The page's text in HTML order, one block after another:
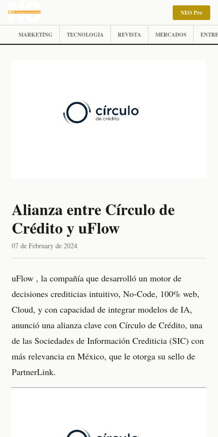
NEO Pro
MARKETING TECNOLOGIA REVISTA MERCADOS
Alianza entre Círculo de
Crédito y uFlow
07 de February de 2024
uFlow , la compañía que desarrolló un motor de
decisiones crediticias intuitivo, No-Code, 100% web,
Cloud, y con capacidad de integrar modelos de IA,
anunció una alianza clave con Círculo de Crédito, una
de las Sociedades de Información Crediticia (SIC) con
más relevancia en México, que le otorga su sello de
PartnerLink.